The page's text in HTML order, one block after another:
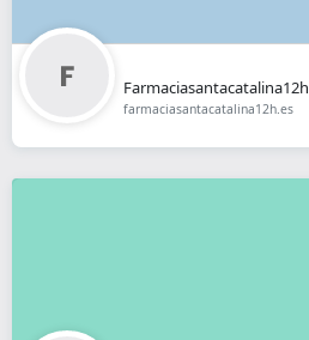
Farmaciasantacatalina12h
farmaciasantacatalina12h.es